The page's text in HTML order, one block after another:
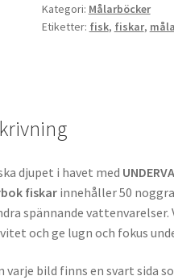
Kategori: Målarböcker
Etiketter: fisk, fiskar,
djupet i havet med
fiskar innehåller 50
spännande vattenvarelser.
och ge lugn och fokus
varje bild finns en svart sida